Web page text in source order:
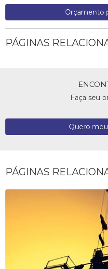
Orçamento
PÁGINAS
Faça seu
Quero
PÁGINAS